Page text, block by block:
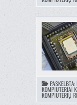
PASKELBTA:
KOMPIUTERIAI
KOMPIUTERIŲ